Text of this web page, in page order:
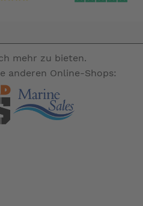
mehr zu bieten.
anderen Online-Shops: